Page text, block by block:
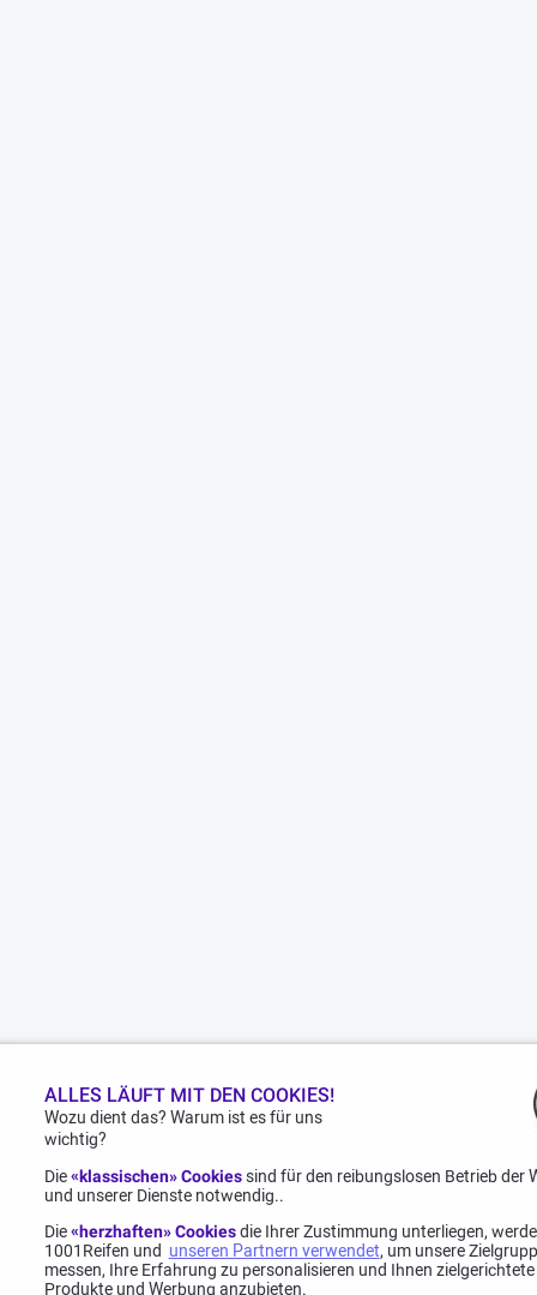
ALLES LÄUFT MIT DEN COOKIES!
Wozu dient das? Warum ist es für uns
wichtig?
Die«klassischen» Cookiessind für den reibungslosen Betrieb der
und unserer Dienste notwendig..
Die«herzhaften» Cookies die Ihrer Zustimmung unterliegen,
1001Reifen und unseren Partnern verwendet, um unsere
messen, Ihre Erfahrung zu personalisieren und Ihnen zielgerichtete
Produkte und Werbung anzubieten.